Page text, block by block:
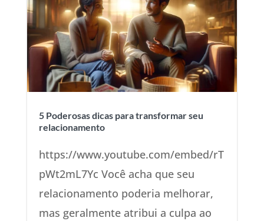
5 Poderosas dicas para transformar seu
relacionamento
https://www.youtube.com/embed/rT
pWt2mL7Yc Você acha que seu
relacionamento poderia melhorar,
mas geralmente atribui a culpa ao